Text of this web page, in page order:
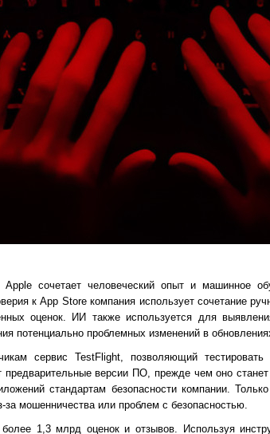
сочетает человеческий опыт и машинное
к App Store компания использует сочетание
оценок. ИИ также используется для
потенциально проблемных изменений в
сервис TestFlight, позволяющий
предварительные версии ПО, прежде чем оно
стандартам безопасности компании.
мошенничества или проблем с безопасностью.
1,3 млрд оценок и отзывов. Используя